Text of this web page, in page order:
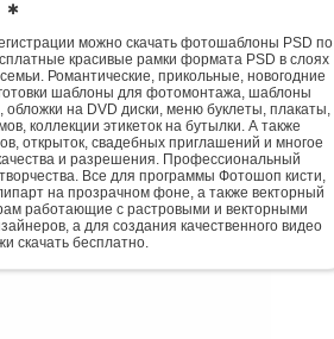
✱
можно скачать фотошаблоны PSD по
красивые рамки формата PSD в слоях
Романтические, прикольные, новогодние
шаблоны для фотомонтажа, шаблоны
обложки на DVD диски, меню буклеты, плакаты,
коллекции этикеток на бутылки. А также
открыток, свадебных приглашений и многое
и разрешения. Профессиональный
Все для программы Фотошоп кисти,
на прозрачном фоне, а также векторный
работающие с растровыми и векторными
а для создания качественного видео
скачать бесплатно.